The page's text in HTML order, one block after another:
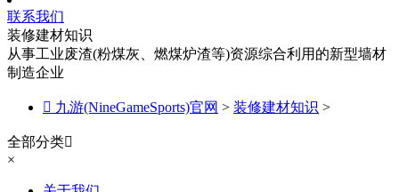
联系我们
装修建材知识
从事工业废渣(粉煤灰、燃煤炉渣等)资源综合利用的新型墙材
制造企业
 九游(NineGameSports)官网 > 装修建材知识 >
全部分类
×